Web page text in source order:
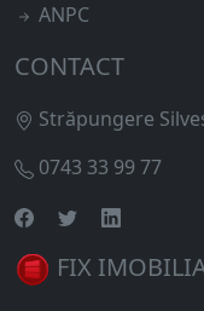
ANPC
CONTACT
Străpungere
0743 33 99 77
FIX